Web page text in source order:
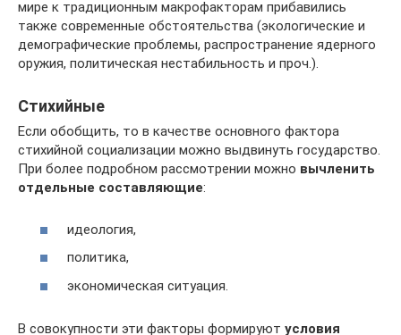
мире к традиционным макрофакторам прибавились
также современные обстоятельства (экологические и
демографические проблемы, распространение ядерного
оружия, политическая нестабильность и проч.).
Стихийные
Если обобщить, то в качестве основного фактора
стихийной социализации можно выдвинуть государство.
При более подробном рассмотрении можно вычленить
отдельные составляющие:
идеология,
политика,
экономическая ситуация.
В совокупности эти факторы формируют условия